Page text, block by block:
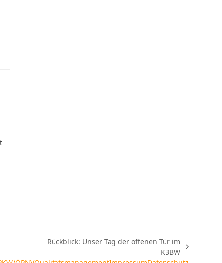
Rückblick: Unser Tag der offenen Tür im
KBBW